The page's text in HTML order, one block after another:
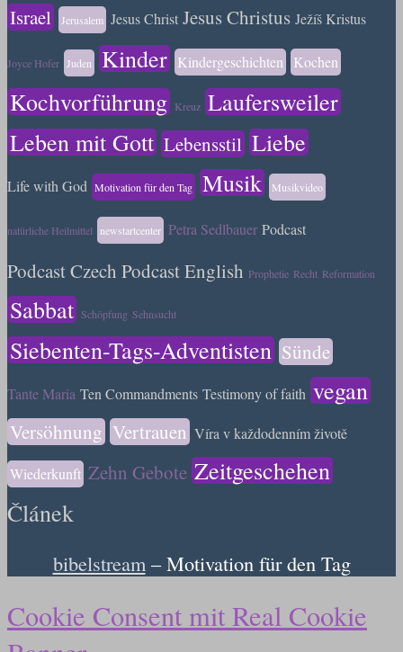
Israel
Jerusalem Jesus Christ Jesus Christus Ježíš Kristus
Joyce Hofer Juden Kinder Kindergeschichten Kochen
Kochvorführung Kreuz Laufersweiler
Leben mit Gott Lebensstil Liebe
Life with God Motivation für den Tag Musik Musikvideo
natürliche Heilmittel newstartcenter Petra Sedlbauer Podcast
Podcast Czech Podcast English Prophetie Recht Reformation
Sabbat Schöpfung Sehnsucht
Siebenten-Tags-Adventisten Sünde
Tante Maria Ten Commandments Testimony of faith vegan
Versöhnung Vertrauen Víra v každodenním životě
Wiederkunft Zehn Gebote Zeitgeschehen
Článek
bibelstream– Motivation für den Tag
Cookie Consent mit Real Cookie